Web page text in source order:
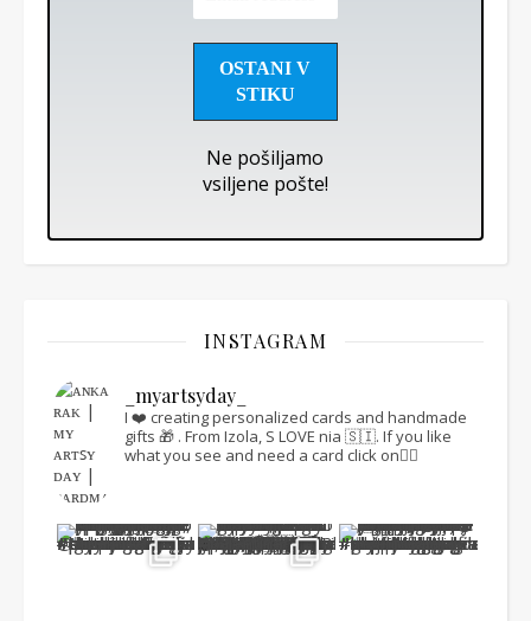
*
Ne pošiljamo
vsiljene pošte!
INSTAGRAM
_myartsyday_
I ❤️ creating personalized cards and handmade
gifts 🎁 . From Izola, S LOVE nia 🇸🇮. If you like
what you see and need a card click on👇🏻